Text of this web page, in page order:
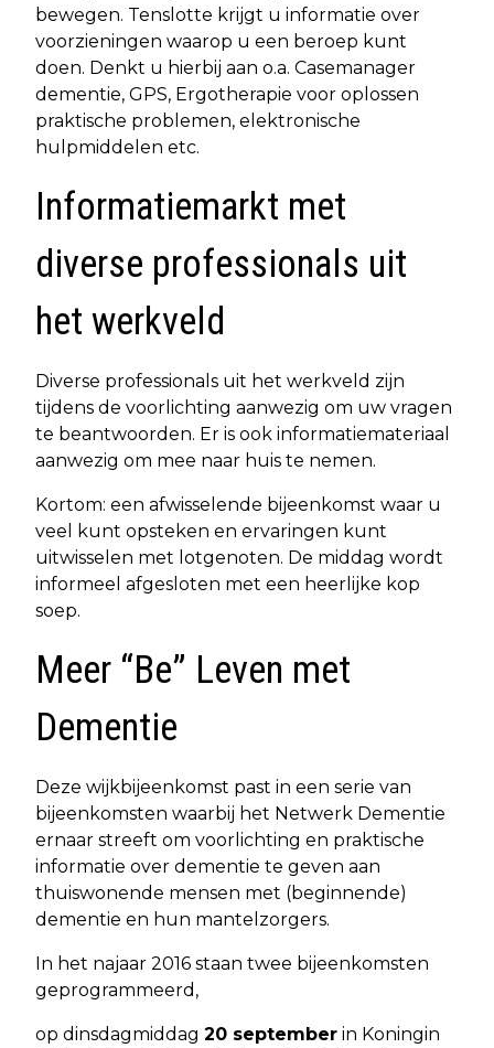
bewegen. Tenslotte krijgt u informatie over
voorzieningen waarop u een beroep kunt
doen. Denkt u hierbij aan o.a. Casemanager
dementie, GPS, Ergotherapie voor oplossen
praktische problemen, elektronische
hulpmiddelen etc.
Informatiemarkt met
diverse professionals uit
het werkveld
Diverse professionals uit het werkveld zijn
tijdens de voorlichting aanwezig om uw vragen
te beantwoorden. Er is ook informatiemateriaal
aanwezig om mee naar huis te nemen.
Kortom: een afwisselende bijeenkomst waar u
veel kunt opsteken en ervaringen kunt
uitwisselen met lotgenoten. De middag wordt
informeel afgesloten met een heerlijke kop
soep.
Meer “Be” Leven met
Dementie
Deze wijkbijeenkomst past in een serie van
bijeenkomsten waarbij het Netwerk Dementie
ernaar streeft om voorlichting en praktische
informatie over dementie te geven aan
thuiswonende mensen met (beginnende)
dementie en hun mantelzorgers.
In het najaar 2016 staan twee bijeenkomsten
geprogrammeerd,
op dinsdagmiddag 20 september in Koningin